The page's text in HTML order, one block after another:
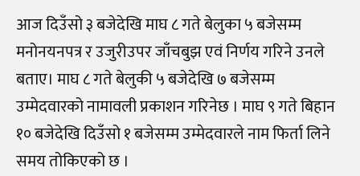
आज दिउँसो ३ बजेदेखि माघ ८ गते बेलुका ५ बजेसम्म
मनोनयनपत्र र उजुरीउपर जाँचबुझ एवं निर्णय गरिने उनले
बताए। माघ ८ गते बेलुकी ५ बजेदेखि ७ बजेसम्म
उम्मेदवारको नामावली प्रकाशन गरिनेछ । माघ ९ गते बिहान
१० बजेदेखि दिउँसो १ बजेसम्म उम्मेदवारले नाम फिर्ता लिने
समय तोकिएको छ ।